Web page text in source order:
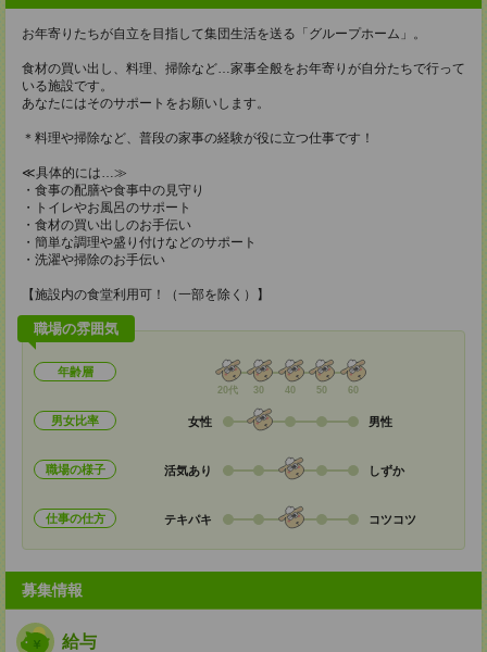
お年寄りたちが自立を目指して集団生活を送る「グループホーム」。
食材の買い出し、料理、掃除など…家事全般をお年寄りが自分たちで行って
いる施設です。
あなたにはそのサポートをお願いします。
＊料理や掃除など、普段の家事の経験が役に立つ仕事です！
≪具体的には…≫
・食事の配膳や食事中の見守り
・トイレやお風呂のサポート
・食材の買い出しのお手伝い
・簡単な調理や盛り付けなどのサポート
・洗濯や掃除のお手伝い
【施設内の食堂利用可！（一部を除く）】
職場の雰囲気
年齢層
20代 30 40 50 60
男女比率 女性 男性
職場の様子 活気あり しずか
仕事の仕方 テキパキ コツコツ
募集情報
給与